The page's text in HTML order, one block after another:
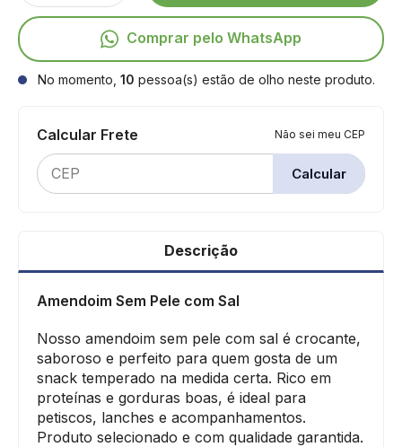
Comprar pelo WhatsApp
No momento, 10 pessoa(s) estão de olho neste produto.
Calcular Frete Não sei meu CEP
Calcular
Descrição
Amendoim Sem Pele com Sal
Nosso amendoim sem pele com sal é crocante,
saboroso e perfeito para quem gosta de um
snack temperado na medida certa. Rico em
proteínas e gorduras boas, é ideal para
petiscos, lanches e acompanhamentos.
Produto selecionado e com qualidade garantida.